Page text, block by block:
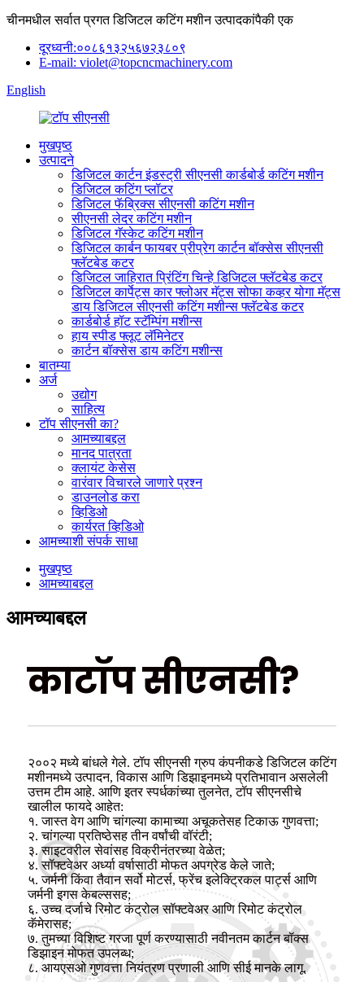
चीनमधील सर्वात प्रगत डिजिटल कटिंग मशीन उत्पादकांपैकी एक
दूरध्वनी:००८६१३२५६७२३८०९
E-mail: violet@topcncmachinery.com
English
मुखपृष्ठ
उत्पादने
डिजिटल कार्टन इंडस्ट्री सीएनसी कार्डबोर्ड कटिंग मशीन
डिजिटल कटिंग प्लॉटर
डिजिटल फॅब्रिक्स सीएनसी कटिंग मशीन
सीएनसी लेदर कटिंग मशीन
डिजिटल गॅस्केट कटिंग मशीन
डिजिटल कार्बन फायबर प्रीप्रेग कार्टन बॉक्सेस सीएनसी
फ्लॅटबेड कटर
डिजिटल जाहिरात प्रिंटिंग चिन्हे डिजिटल फ्लॅटबेड कटर
डिजिटल कार्पेट्स कार फ्लोअर मॅट्स सोफा कव्हर योगा मॅट्स
डाय डिजिटल सीएनसी कटिंग मशीन्स फ्लॅटबेड कटर
कार्डबोर्ड हॉट स्टॅम्पिंग मशीन्स
हाय स्पीड फ्लूट लॅमिनेटर
कार्टन बॉक्सेस डाय कटिंग मशीन्स
बातम्या
अर्ज
उद्योग
साहित्य
टॉप सीएनसी का?
आमच्याबद्दल
मानद पात्रता
क्लायंट केसेस
वारंवार विचारले जाणारे प्रश्न
डाउनलोड करा
व्हिडिओ
कार्यरत व्हिडिओ
आमच्याशी संपर्क साधा
मुखपृष्ठ
आमच्याबद्दल
आमच्याबद्दल
काटॉप सीएनसी?
२००२ मध्ये बांधले गेले. टॉप सीएनसी ग्रुप कंपनीकडे डिजिटल कटिंग
मशीनमध्ये उत्पादन, विकास आणि डिझाइनमध्ये प्रतिभावान असलेली
उत्तम टीम आहे. आणि इतर स्पर्धकांच्या तुलनेत, टॉप सीएनसीचे
खालील फायदे आहेत:
१. जास्त वेग आणि चांगल्या कामाच्या अचूकतेसह टिकाऊ गुणवत्ता;
२. चांगल्या प्रतिष्ठेसह तीन वर्षांची वॉरंटी;
३. साइटवरील सेवांसह विक्रीनंतरच्या वेळेत;
४. सॉफ्टवेअर अर्ध्या वर्षासाठी मोफत अपग्रेड केले जाते;
५. जर्मनी किंवा तैवान सर्वो मोटर्स, फ्रेंच इलेक्ट्रिकल पार्ट्स आणि
जर्मनी इगस केबल्ससह;
६. उच्च दर्जाचे रिमोट कंट्रोल सॉफ्टवेअर आणि रिमोट कंट्रोल
कॅमेरासह;
७. तुमच्या विशिष्ट गरजा पूर्ण करण्यासाठी नवीनतम कार्टन बॉक्स
डिझाइन मोफत उपलब्ध;
८. आयएसओ गुणवत्ता नियंत्रण प्रणाली आणि सीई मानके लागू.